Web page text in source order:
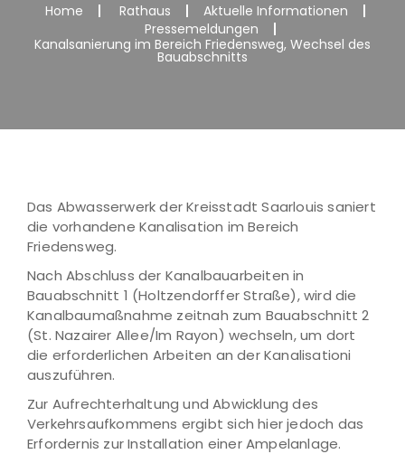
Home Rathaus
Aktuelle Informationen
Pressemeldungen
Kanalsanierung im Bereich Friedensweg, Wechsel des
Bauabschnitts
Das Abwasserwerk der Kreisstadt Saarlouis saniert
die vorhandene Kanalisation im Bereich
Friedensweg.
Nach Abschluss der Kanalbauarbeiten in
Bauabschnitt 1 (Holtzendorffer Straße), wird die
Kanalbaumaßnahme zeitnah zum Bauabschnitt 2
(St. Nazairer Allee/Im Rayon) wechseln, um dort
die erforderlichen Arbeiten an der Kanalisationi
auszuführen.
Zur Aufrechterhaltung und Abwicklung des
Verkehrsaufkommens ergibt sich hier jedoch das
Erfordernis zur Installation einer Ampelanlage.